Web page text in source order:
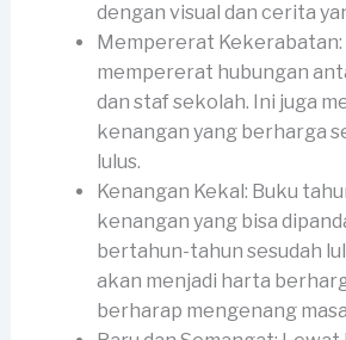
dengan visual dan cerita
Mempererat Kekerabatan:
mempererat hubungan
dan staf sekolah. Ini juga
kenangan yang berharga
lulus.
Kenangan Kekal: Buku
kenangan yang bisa
bertahun-tahun sesudah
akan menjadi harta
berharap mengenang